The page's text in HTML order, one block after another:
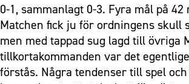
0-1, sammanlagt 0-3. Fyra mål på
Matchen fick ju för ordningens skull
men med tappad sug lagd till övriga
tillkortakommanden var det
förstås. Några tendenser till spel